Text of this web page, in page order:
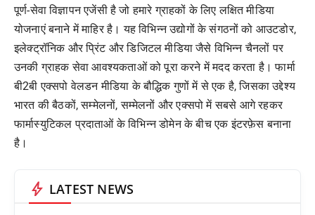
पूर्ण-सेवा विज्ञापन एजेंसी है जो हमारे ग्राहकों के लिए लक्षित मीडिया
योजनाएं बनाने में माहिर है। यह विभिन्न उद्योगों के संगठनों को आउटडोर,
इलेक्ट्रॉनिक और प्रिंट और डिजिटल मीडिया जैसे विभिन्न चैनलों पर
उनकी ग्राहक सेवा आवश्यकताओं को पूरा करने में मदद करता है। फार्मा
बी2बी एक्सपो वेलडन मीडिया के बौद्धिक गुणों में से एक है, जिसका उद्देश्य
भारत की बैठकों, सम्मेलनों, सम्मेलनों और एक्सपो में सबसे आगे रहकर
फार्मास्युटिकल प्रदाताओं के विभिन्न डोमेन के बीच एक इंटरफ़ेस बनाना
है।
bolt LATEST NEWS